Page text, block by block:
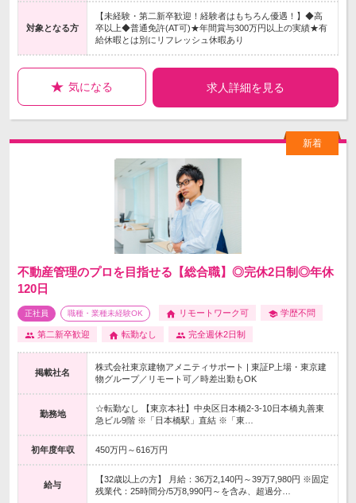
対象となる方
【未経験・第二新卒歓迎！経験者はもちろん優遇！】◆高
卒以上◆普通免許(AT可)★年間賞与300万円以上の実績★有
給休暇とは別にリフレッシュ休暇あり
気になる 求人詳細を見る
不動産管理のプロを目指せる【総合職】◎完休2日制◎年休
120日
正社員 職種・業種未経験OK リモートワーク可 学歴不問
第二新卒歓迎 転勤なし 完全週休2日制
掲載社名
株式会社東京建物アメニティサポート | 東証P上場・東京建
物グループ／リモート可／時差出勤もOK
勤務地
☆転勤なし 【東京本社】中央区日本橋2-3-10日本橋丸善東
急ビル9階 ※「日本橋駅」直結 ※「東…
初年度年収 450万円～616万円
給与
【32歳以上の方】 月給：36万2,140円～39万7,980円 ※固定
残業代：25時間分/5万8,990円～を含み、超過分…